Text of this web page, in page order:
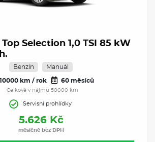
Selection 1,0 TSI 85 kW
Benzín Manuál
10000 km / rok 60 měsíců
Celkově v nájmu 50000 km
Servisní prohlídky
5.626 Kč
měsíčně bez DPH